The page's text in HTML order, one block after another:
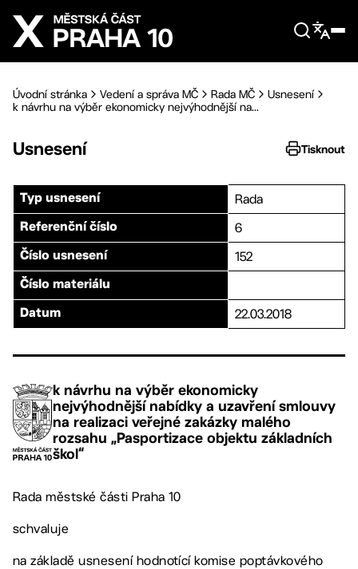
Přejít na hlavní obsah
Úvodní stránka Vedení a správa MČ Rada MČ
Usnesení
k návrhu na výběr ekonomicky nejvýhodnější na...
Usnesení Tisknout
Typ usnesení Rada
Referenční číslo 6
Číslo usnesení 152
Číslo materiálu
Datum 22.03.2018
k návrhu na výběr ekonomicky
nejvýhodnější nabídky a uzavření smlouvy
na realizaci veřejné zakázky malého
rozsahu „Pasportizace objektu základních
škol“
Rada městské části Praha 10
schvaluje
na základě usnesení hodnotící komise poptávkového